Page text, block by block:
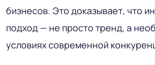
бизнесов. Это доказывает, что
подход — не просто тренд, а
условиях современной